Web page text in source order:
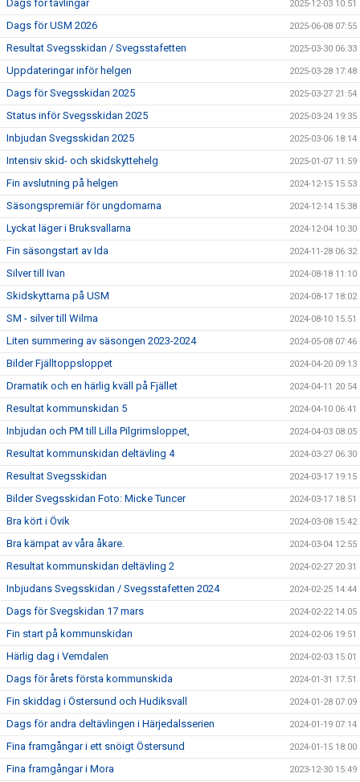
Dags för tävlingar 2025-12-03 10:51
Dags för USM 2026 2025-06-08 07:55
Resultat Svegsskidan / Svegsstafetten 2025-03-30 06:33
Uppdateringar inför helgen 2025-03-28 17:48
Dags för Svegsskidan 2025 2025-03-27 21:54
Status inför Svegsskidan 2025 2025-03-24 19:35
Inbjudan Svegsskidan 2025 2025-03-06 18:14
Intensiv skid- och skidskyttehelg 2025-01-07 11:59
Fin avslutning på helgen 2024-12-15 15:53
Säsongspremiär för ungdomarna 2024-12-14 15:38
Lyckat läger i Bruksvallarna 2024-12-04 10:30
Fin säsongstart av Ida 2024-11-28 06:32
Silver till Ivan 2024-08-18 11:10
Skidskyttarna på USM 2024-08-17 18:02
SM - silver till Wilma 2024-08-10 15:51
Liten summering av säsongen 2023-2024 2024-05-08 07:46
Bilder Fjälltoppsloppet 2024-04-20 09:13
Dramatik och en härlig kväll på Fjället 2024-04-11 20:54
Resultat kommunskidan 5 2024-04-10 06:41
Inbjudan och PM till Lilla Pilgrimsloppet, 2024-04-03 08:05
Resultat kommunskidan deltävling 4 2024-03-27 06:30
Resultat Svegsskidan 2024-03-17 19:15
Bilder Svegsskidan Foto: Micke Tuncer 2024-03-17 18:51
Bra kört i Övik 2024-03-08 15:42
Bra kämpat av våra åkare. 2024-03-04 12:55
Resultat kommunskidan deltävling 2 2024-02-27 20:31
Inbjudans Svegsskidan / Svegsstafetten 2024 2024-02-25 14:44
Dags för Svegskidan 17 mars 2024-02-22 14:05
Fin start på kommunskidan 2024-02-06 19:51
Härlig dag i Vemdalen 2024-02-03 15:01
Dags för årets första kommunskida 2024-01-31 17:51
Fin skiddag i Östersund och Hudiksvall 2024-01-28 07:09
Dags för andra deltävlingen i Härjedalsserien 2024-01-19 07:14
Fina framgångar i ett snöigt Östersund 2024-01-15 18:00
Fina framgångar i Mora 2023-12-30 15:49